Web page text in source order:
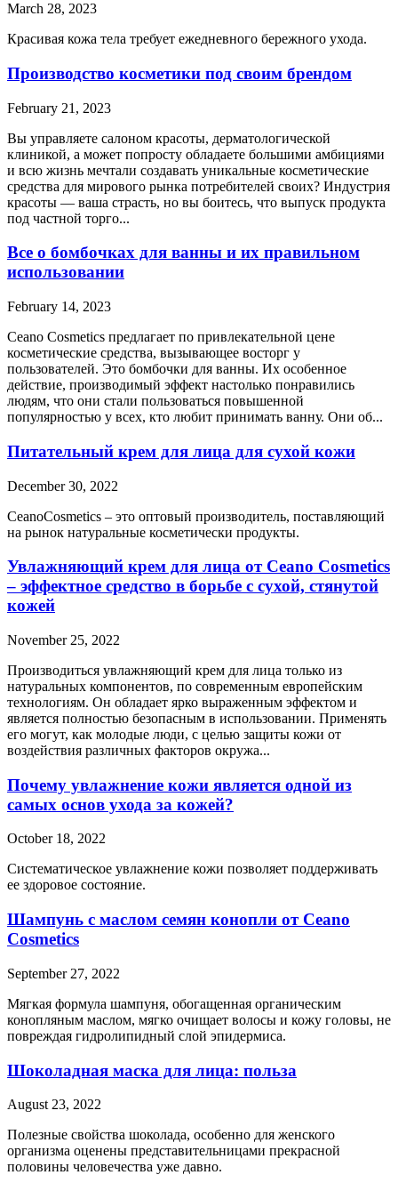
March 28, 2023
Красивая кожа тела требует ежедневного бережного ухода.
Производство косметики под своим брендом
February 21, 2023
Вы управляете салоном красоты, дерматологической
клиникой, а может попросту обладаете большими амбициями
и всю жизнь мечтали создавать уникальные косметические
средства для мирового рынка потребителей своих? Индустрия
красоты — ваша страсть, но вы боитесь, что выпуск продукта
под частной торго...
Все о бомбочках для ванны и их правильном
использовании
February 14, 2023
Ceano Cosmetics предлагает по привлекательной цене
косметические средства, вызывающее восторг у
пользователей. Это бомбочки для ванны. Их особенное
действие, производимый эффект настолько понравились
людям, что они стали пользоваться повышенной
популярностью у всех, кто любит принимать ванну. Они об...
Питательный крем для лица для сухой кожи
December 30, 2022
CeanoCosmetics – это оптовый производитель, поставляющий
на рынок натуральные косметически продукты.
Увлажняющий крем для лица от Ceano Cosmetics
– эффектное средство в борьбе с сухой, стянутой
кожей
November 25, 2022
Производиться увлажняющий крем для лица только из
натуральных компонентов, по современным европейским
технологиям. Он обладает ярко выраженным эффектом и
является полностью безопасным в использовании. Применять
его могут, как молодые люди, с целью защиты кожи от
воздействия различных факторов окружа...
Почему увлажнение кожи является одной из
самых основ ухода за кожей?
October 18, 2022
Систематическое увлажнение кожи позволяет поддерживать
ее здоровое состояние.
Шампунь с маслом семян конопли от Ceano
Cosmetics
September 27, 2022
Мягкая формула шампуня, обогащенная органическим
конопляным маслом, мягко очищает волосы и кожу головы, не
повреждая гидролипидный слой эпидермиса.
Шоколадная маска для лица: польза
August 23, 2022
Полезные свойства шоколада, особенно для женского
организма оценены представительницами прекрасной
половины человечества уже давно.